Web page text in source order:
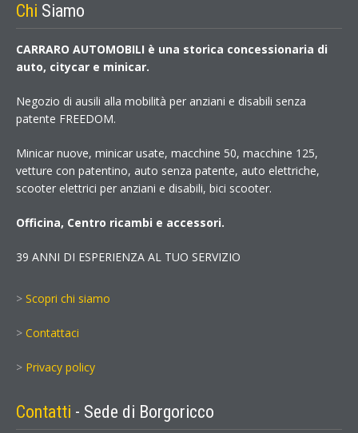
Chi Siamo
CARRARO AUTOMOBILI è una storica concessionaria di
auto, citycar e minicar.
Negozio di ausili alla mobilità per anziani e disabili senza
patente FREEDOM.
Minicar nuove, minicar usate, macchine 50, macchine 125,
vetture con patentino, auto senza patente, auto elettriche,
scooter elettrici per anziani e disabili, bici scooter.
Officina, Centro ricambi e accessori.
39 ANNI DI ESPERIENZA AL TUO SERVIZIO
> Scopri chi siamo
> Contattaci
> Privacy policy
Contatti - Sede di Borgoricco